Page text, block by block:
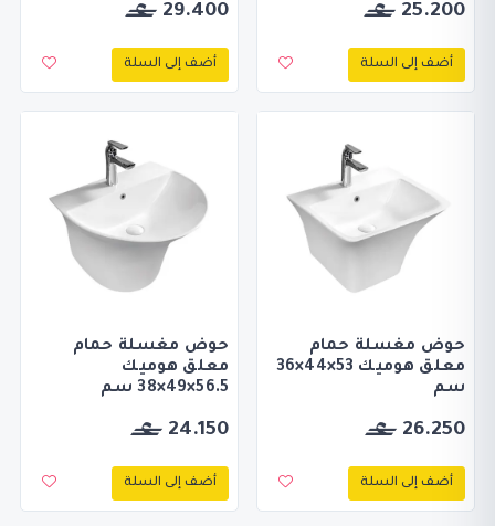
25.200
أضف إلى السلة
29.400
أضف إلى السلة
حوض مغسلة حمام
معلق هوميك 53×44×36
سم
26.250
أضف إلى السلة
حوض مغسلة حمام
معلق هوميك
56.5×49×38 سم
24.150
أضف إلى السلة